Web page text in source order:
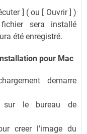
] ( ou [ Ouvrir ] )
sera installé
été enregistré.
pour Mac
demarre
sur le bureau de
creer l'image du